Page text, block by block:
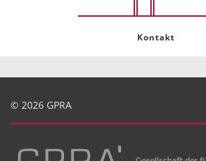
Kontakt
© 2026 GPRA